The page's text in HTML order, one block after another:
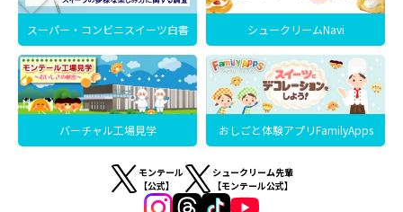
スーパー・コンビニスイーツ白書 シュークリームNavi
バーチャル工場見学 おしごと体験アプリFamilyApps
モンテール
【公式】
シュークリーム先輩
【モンテール公式】